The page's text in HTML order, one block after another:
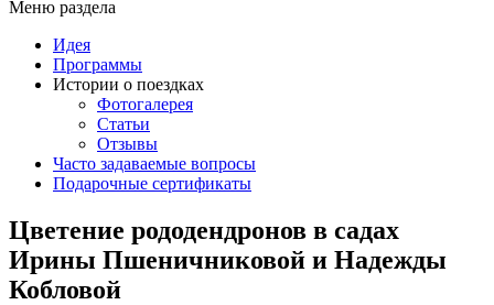
Меню раздела
Идея
Программы
Истории о поездках
Фотогалерея
Статьи
Отзывы
Часто задаваемые вопросы
Подарочные сертификаты
Цветение рододендронов в садах
Ирины Пшеничниковой и Надежды
Кобловой